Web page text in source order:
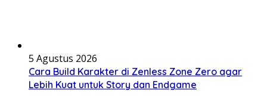
5 Agustus 2026
Cara Build Karakter di Zenless Zone Zero agar
Lebih Kuat untuk Story dan Endgame